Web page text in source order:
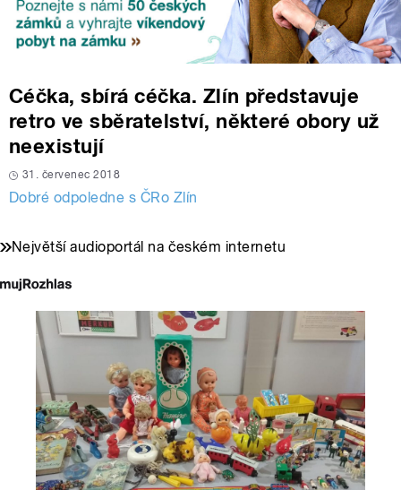
Céčka, sbírá céčka. Zlín představuje
retro ve sběratelství, některé obory už
neexistují
31. červenec 2018
Dobré odpoledne s ČRo Zlín
Největší audioportál na českém internetu